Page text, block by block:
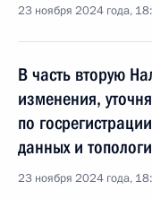
23 ноября 2024 года,
В часть вторую
изменения,
по
данных и
23 ноября 2024 года,